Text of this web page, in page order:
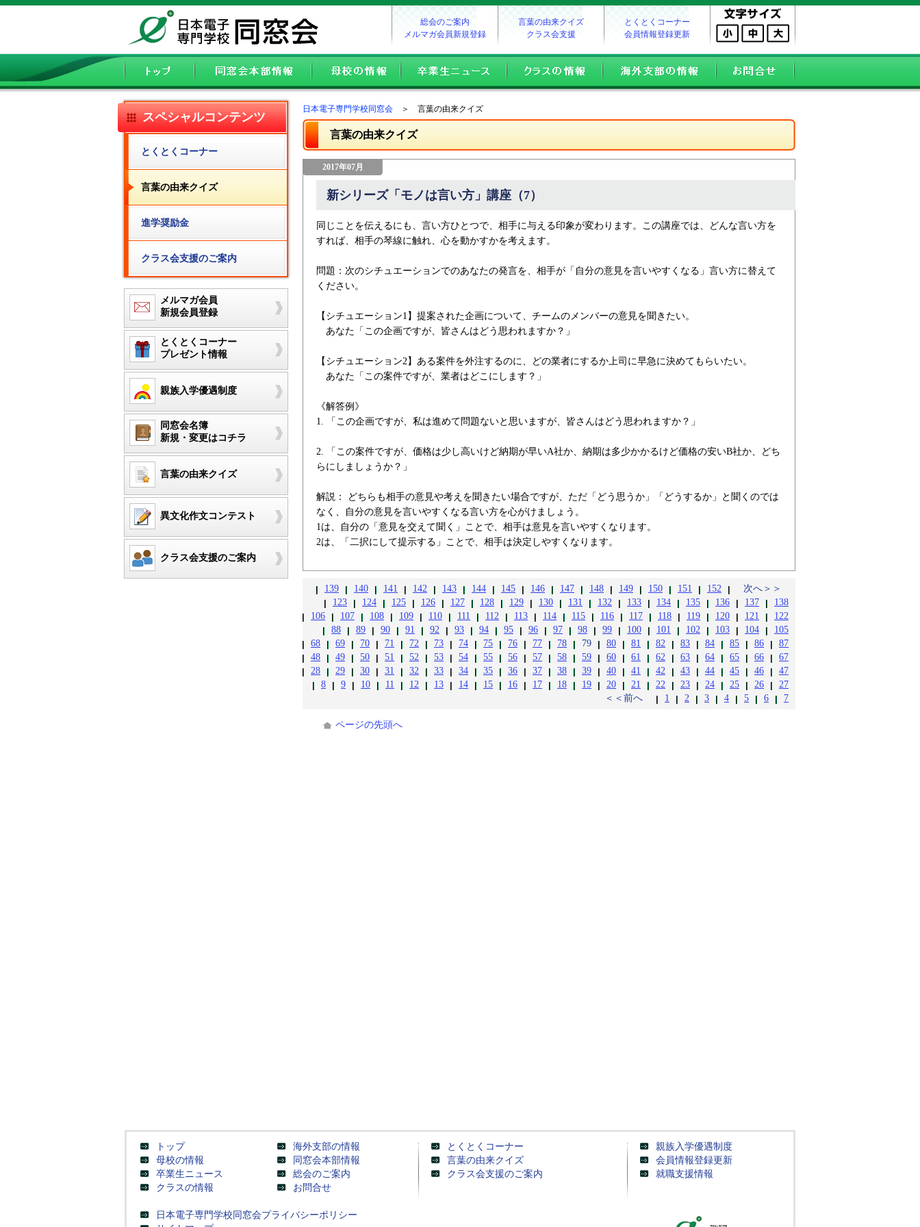
とくとくコーナー
会員情報登録更新
言葉の由来クイズ
クラス会支援
総会のご案内
メルマガ会員新規登録
スペシャルコンテンツ
とくとくコーナー
言葉の由来クイズ
進学奨励金
クラス会支援のご案内
メルマガ会員
新規会員登録
とくとくコーナー
プレゼント情報
親族入学優遇制度
同窓会名簿
新規・変更はコチラ
言葉の由来クイズ
異文化作文コンテスト
クラス会支援のご案内
日本電子専門学校同窓会 ＞ 言葉の由来クイズ
言葉の由来クイズ
2017年07月
新シリーズ「モノは言い方」講座（7）
同じことを伝えるにも、言い方ひとつで、相手に与える印象が変わります。この講座では、どんな言い方を
すれば、相手の琴線に触れ、心を動かすかを考えます。
問題：次のシチュエーションでのあなたの発言を、相手が「自分の意見を言いやすくなる」言い方に替えて
ください。
【シチュエーション1】提案された企画について、チームのメンバーの意見を聞きたい。
あなた「この企画ですが、皆さんはどう思われますか？」
【シチュエーション2】ある案件を外注するのに、どの業者にするか上司に早急に決めてもらいたい。
あなた「この案件ですが、業者はどこにします？」
《解答例》
1. 「この企画ですが、私は進めて問題ないと思いますが、皆さんはどう思われますか？」
2. 「この案件ですが、価格は少し高いけど納期が早いA社か、納期は多少かかるけど価格の安いB社か、どち
らにしましょうか？」
解説： どちらも相手の意見や考えを聞きたい場合ですが、ただ「どう思うか」「どうするか」と聞くのでは
なく、自分の意見を言いやすくなる言い方を心がけましょう。
1は、自分の「意見を交えて聞く」ことで、相手は意見を言いやすくなります。
2は、「二択にして提示する」ことで、相手は決定しやすくなります。
次へ＞＞
152
151
150
149
148
147
146
145
144
143
142
141
140
139
138
137
136
135
134
133
132
131
130
129
128
127
126
125
124
123
122
121
120
119
118
117
116
115
114
113
112
111
110
109
108
107
106
105
104
103
102
101
100
99
98
97
96
95
94
93
92
91
90
89
88
87
86
85
84
83
82
81
80
79
78
77
76
75
74
73
72
71
70
69
68
67
66
65
64
63
62
61
60
59
58
57
56
55
54
53
52
51
50
49
48
47
46
45
44
43
42
41
40
39
38
37
36
35
34
33
32
31
30
29
28
27
26
25
24
23
22
21
20
19
18
17
16
15
14
13
12
11
10
9
8
7
6
5
4
3
2
1
＜＜前へ
ページの先頭へ
トップ
母校の情報
卒業生ニュース
クラスの情報
海外支部の情報
同窓会本部情報
総会のご案内
お問合せ
とくとくコーナー
言葉の由来クイズ
クラス会支援のご案内
親族入学優遇制度
会員情報登録更新
就職支援情報
日本電子専門学校同窓会プライバシーポリシー